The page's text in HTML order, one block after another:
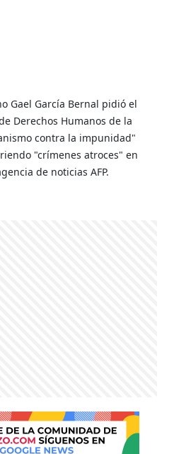
Gael García Bernal pidió el
Derechos Humanos de la
contra la impunidad"
"crímenes atroces" en
de noticias AFP.